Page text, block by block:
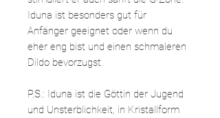
Iduna ist besonders gut für
Anfänger geeignet oder wenn du
eher eng bist und einen schmaleren
Dildo bevorzugst.
P.S.: Iduna ist die Göttin der Jugend
und Unsterblichkeit, in Kristallform